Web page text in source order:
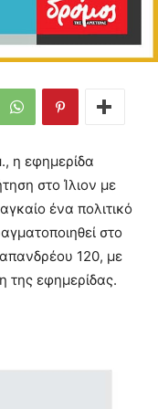
η εφημερίδα
στο Ίλιον με
ένα πολιτικό
στο
120, με
της εφημερίδας.